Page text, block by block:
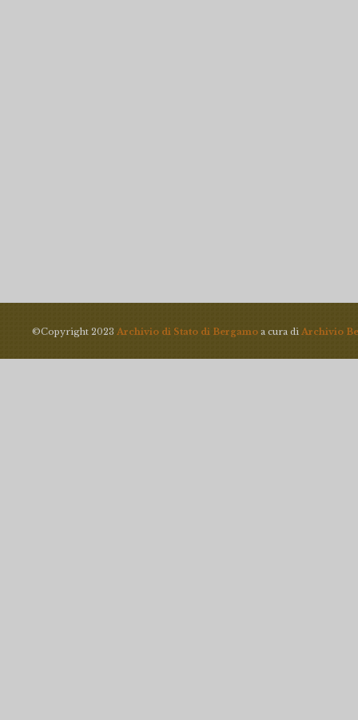
©Copyright 2023 Archivio di Stato di Bergamo a cura di Archivio